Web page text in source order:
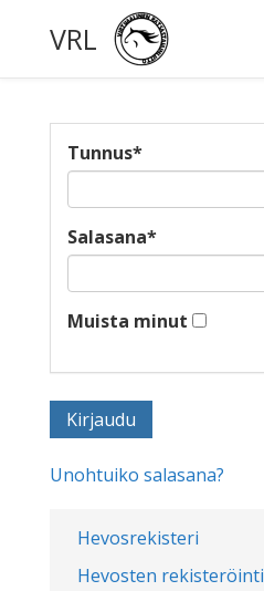
VRL
Hevosrekisteri
Hevosten rekisteröinti
Tunnus*
Salasana*
Muista minut
Unohtuiko salasana?